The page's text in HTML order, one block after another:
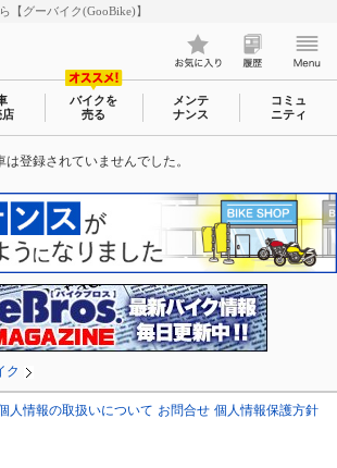
【グーバイク(GooBike)】
店
バイクを
売る
メンテ
ナンス
コミュ
ニティ
登録されていませんでした。
ク
人情報の取扱いについて お問合せ 個人情報保護方針